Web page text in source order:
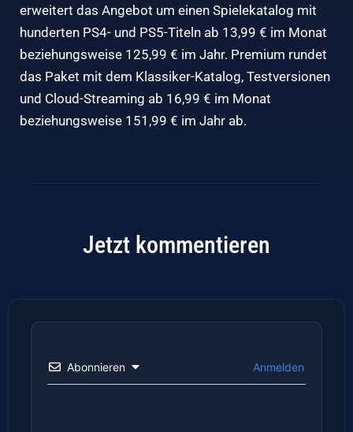
erweitert das Angebot um einen Spielekatalog mit
hunderten PS4- und PS5-Titeln ab 13,99 € im Monat
beziehungsweise 125,99 € im Jahr. Premium rundet
das Paket mit dem Klassiker-Katalog, Testversionen
und Cloud-Streaming ab 16,99 € im Monat
beziehungsweise 151,99 € im Jahr ab.
Jetzt kommentieren
Abonnieren Anmelden